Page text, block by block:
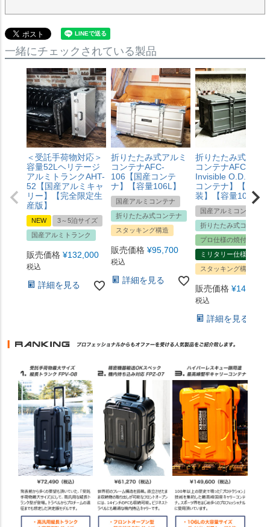
一緒にチェックされている製品
＜受託手荷物対応＞
容量52Lヘリテージ
アルミトランクAHT-
52【国産アルミキャ
リー】【完全限定生
産版】
NEW
3～5泊サイズ
国産アルミトランク
販売価格 ¥132,000
税込
詳細を見る
折りたたみ式アルミ
コンテナAFC-
106【国産コンテ
ナ】【容量106L】
国産アルミコンテナ
折りたたみ式コンテナ
スタッキング構造
販売価格 ¥95,700
税込
詳細を見る
折りたたみ式アル
コンテナAFC-106
Invisible O.D. 【国
コンテナ】【焼付
装】【容量106L】
国産アルミコンテナ
折りたたみ式コンテナ
プロ仕様の焼付塗装
ミリタリー仕様
スタッキング構造
販売価格 ¥140,800
税込
詳細を見る